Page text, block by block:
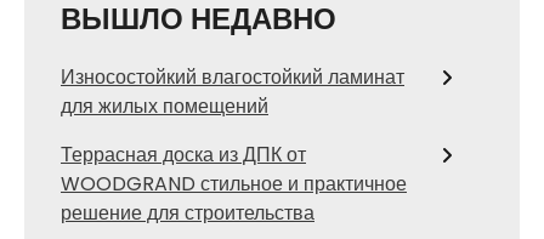
ВЫШЛО НЕДАВНО
Износостойкий влагостойкий ламинат
для жилых помещений
Террасная доска из ДПК от
WOODGRAND стильное и практичное
решение для строительства